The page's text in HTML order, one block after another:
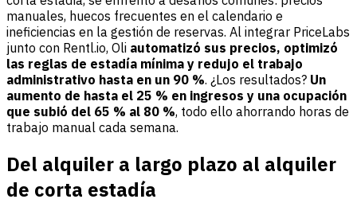
manuales, huecos frecuentes en el calendario e
ineficiencias en la gestión de reservas. Al integrar PriceLabs
junto con Rentl.io, Oli automatizó sus precios, optimizó
las reglas de estadía mínima y redujo el trabajo
administrativo hasta en un 90 %. ¿Los resultados? Un
aumento de hasta el 25 % en ingresos y una ocupación
que subió del 65 % al 80 %, todo ello ahorrando horas de
trabajo manual cada semana.
Del alquiler a largo plazo al alquiler
de corta estadía